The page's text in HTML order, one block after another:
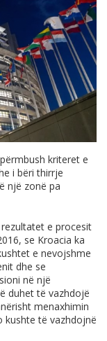
kriteret e
i bëri thirrje
një zonë pa
e procesit
se Kroacia ka
e nevojshme
dhe se
në një
duhet të vazhdojë
menaxhimin
kushte të vazhdojnë